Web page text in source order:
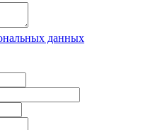
данных